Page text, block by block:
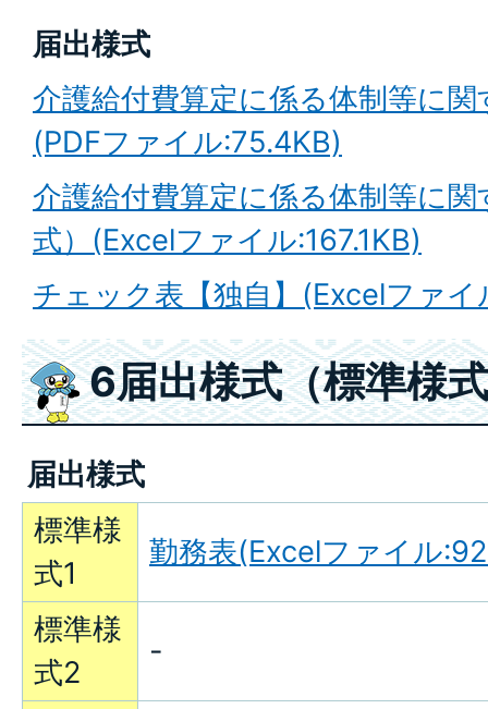
届出様式
介護給付費算定に係る体制等に
(PDFファイル:75.4KB)
介護給付費算定に係る体制等に
式）(Excelファイル:167.1KB)
チェック表【独自】(Excelファイ
6届出様式（標準様
届出様式
標準様
式1
勤務表(Excelファイル
標準様
式2
-